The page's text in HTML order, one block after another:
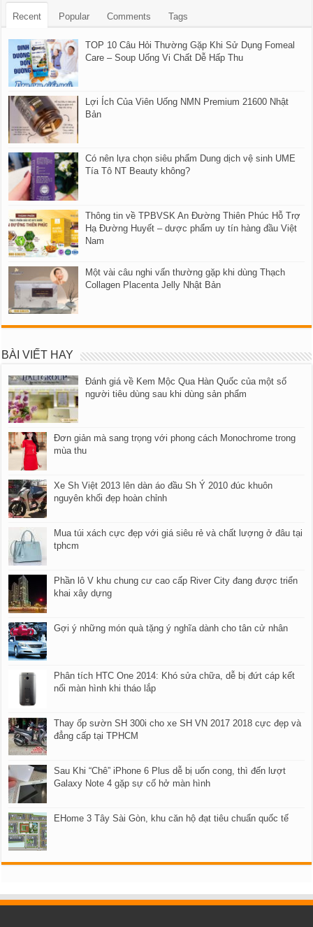
Recent Popular Comments Tags
TOP 10 Câu Hỏi Thường Gặp Khi Sử Dụng Fomeal
Care – Soup Uống Vi Chất Dễ Hấp Thu
Lợi Ích Của Viên Uống NMN Premium 21600 Nhật
Bản
Có nên lựa chọn siêu phẩm Dung dịch vệ sinh UME
Tía Tô NT Beauty không?
Thông tin về TPBVSK An Đường Thiên Phúc Hỗ Trợ
Hạ Đường Huyết – dược phẩm uy tín hàng đầu Việt
Nam
Một vài câu nghi vấn thường gặp khi dùng Thạch
Collagen Placenta Jelly Nhật Bản
BÀI VIẾT HAY
Đánh giá về Kem Mộc Qua Hàn Quốc của một số
người tiêu dùng sau khi dùng sản phẩm
Đơn giản mà sang trọng với phong cách Monochrome trong
mùa thu
Xe Sh Việt 2013 lên dàn áo đầu Sh Ý 2010 đúc khuôn
nguyên khối đẹp hoàn chỉnh
Mua túi xách cực đẹp với giá siêu rẻ và chất lượng ở đâu tại
tphcm
Phần lô V khu chung cư cao cấp River City đang được triển
khai xây dựng
Gợi ý những món quà tặng ý nghĩa dành cho tân cử nhân
Phân tích HTC One 2014: Khó sửa chữa, dễ bị đứt cáp kết
nối màn hình khi tháo lắp
Thay ốp sườn SH 300i cho xe SH VN 2017 2018 cực đẹp và
đẳng cấp tại TPHCM
Sau Khi “Chê” iPhone 6 Plus dễ bị uốn cong, thì đến lượt
Galaxy Note 4 gặp sự cố hở màn hình
EHome 3 Tây Sài Gòn, khu căn hộ đạt tiêu chuẩn quốc tế